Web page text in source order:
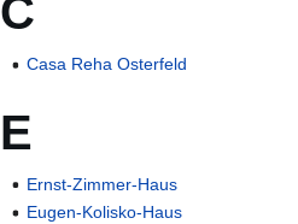
C
Casa Reha Osterfeld
E
Ernst-Zimmer-Haus
Eugen-Kolisko-Haus